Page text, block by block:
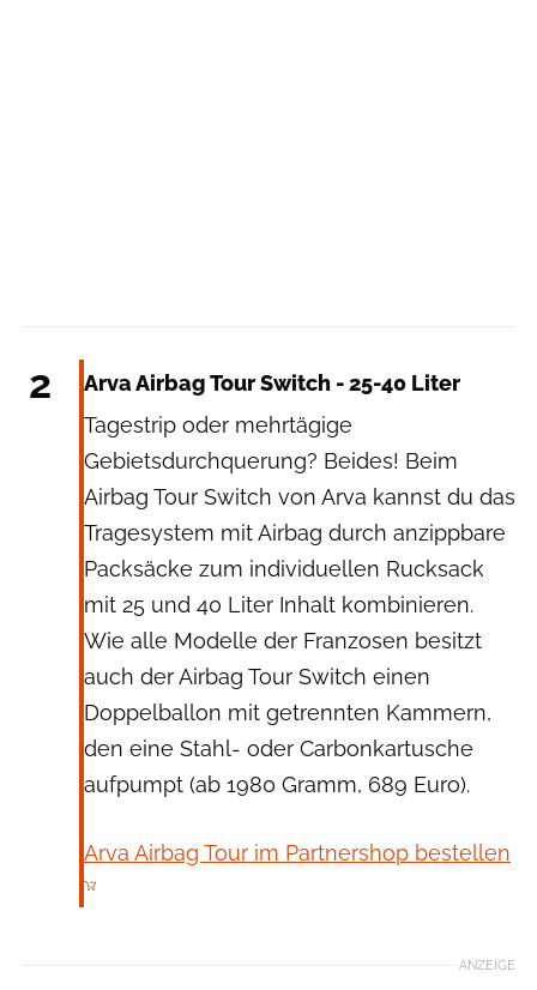
2
Arva Airbag Tour Switch - 25-40 Liter
Tagestrip oder mehrtägige
Gebietsdurchquerung? Beides! Beim
Airbag Tour Switch von Arva kannst du das
Tragesystem mit Airbag durch anzippbare
Packsäcke zum individuellen Rucksack
mit 25 und 40 Liter Inhalt kombinieren.
Wie alle Modelle der Franzosen besitzt
auch der Airbag Tour Switch einen
Doppelballon mit getrennten Kammern,
den eine Stahl- oder Carbonkartusche
aufpumpt (ab 1980 Gramm, 689 Euro).
Arva Airbag Tour im Partnershop bestellen
ANZEIGE